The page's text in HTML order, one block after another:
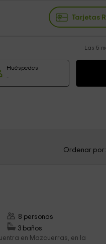
Tarjetas
Las 5
Huéspedes
Ordenar por:
8 personas
3 baños
en Mazcuerras, en la